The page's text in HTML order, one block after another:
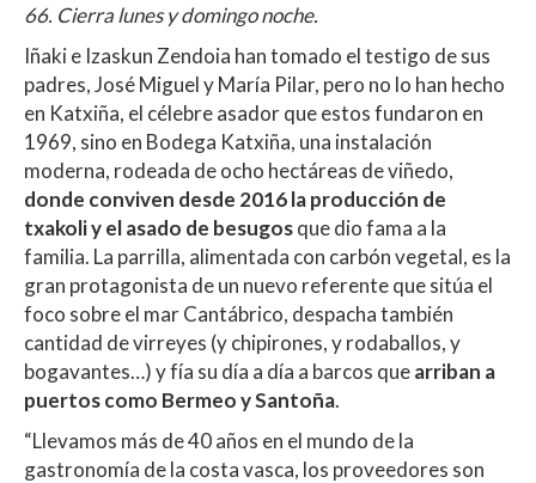
66. Cierra lunes y domingo noche.
Iñaki e Izaskun Zendoia han tomado el testigo de sus
padres, José Miguel y María Pilar, pero no lo han hecho
en Katxiña, el célebre asador que estos fundaron en
1969, sino en Bodega Katxiña, una instalación
moderna, rodeada de ocho hectáreas de viñedo,
donde conviven desde 2016 la producción de
txakoli y el asado de besugosque dio fama a la
familia. La parrilla, alimentada con carbón vegetal, es la
gran protagonista de un nuevo referente que sitúa el
foco sobre el mar Cantábrico, despacha también
cantidad de virreyes (y chipirones, y rodaballos, y
bogavantes…) y fía su día a día a barcos quearriban a
puertos como Bermeo y Santoña.
“Llevamos más de 40 años en el mundo de la
gastronomía de la costa vasca, los proveedores son